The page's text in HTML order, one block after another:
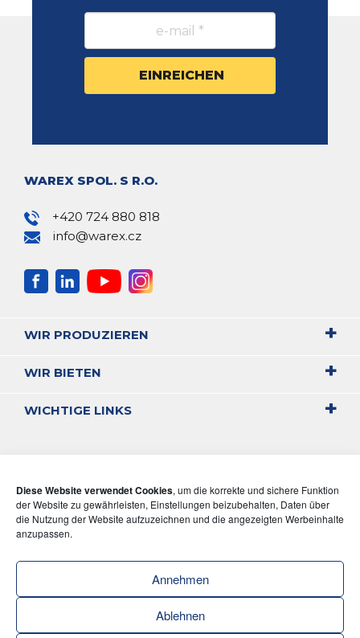
Diese Website verwendet Cookies, um die korrekte und sichere Funktion
der Website zu gewährleisten, Einstellungen beizubehalten, Daten über
die Nutzung der Website aufzuzeichnen und die angezeigten Werbeinhalte
anzupassen.
Annehmen
Ablehnen
WAREX SPOL. S R.O.
+420 724 880 818
info@warex.cz
WIR PRODUZIEREN
WIR BIETEN
WICHTIGE LINKS